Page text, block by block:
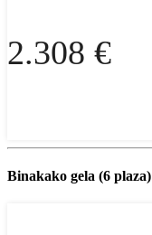
2.308 €
Binakako gela (6 plaza)